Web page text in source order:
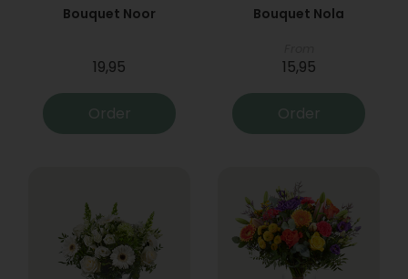
Bouquet Noor
19,95
Order
Bouquet Nola
15,95
Order